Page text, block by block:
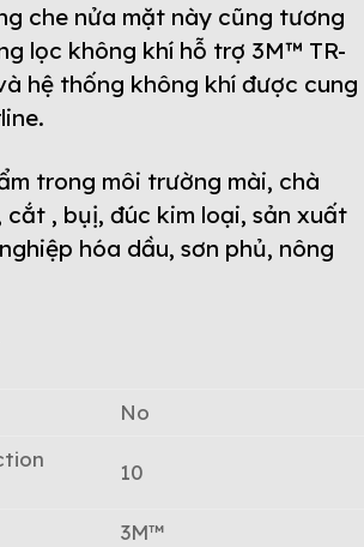
che nửa mặt này cũng tương
lọc không khí hỗ trợ 3M™ TR-
hệ thống không khí được cung
trong môi trường mài, chà
cắt , bụị, đúc kim loại, sản xuất
hóa dầu, sơn phủ, nông
No
10
3M™